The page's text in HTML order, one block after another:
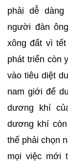
phải dễ
người đàn
xông đất vì
phát triển còn
vào tiêu diệt
nam giới để
dương khí
dương khí
thế phải chọn
mọi việc mới